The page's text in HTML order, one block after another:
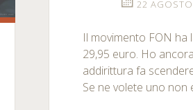
22
Il movimento FON
29,95 euro. Ho
addirittura fa
Se ne volete uno non